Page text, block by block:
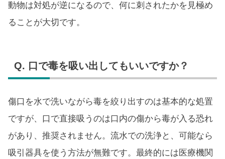
動物は対処が逆になるので、何に刺されたかを見極め
ることが大切です。
Q. 口で毒を吸い出してもいいですか？
傷口を水で洗いながら毒を絞り出すのは基本的な処置
ですが、口で直接吸うのは口内の傷から毒が入る恐れ
があり、推奨されません。流水での洗浄と、可能なら
吸引器具を使う方法が無難です。最終的には医療機関